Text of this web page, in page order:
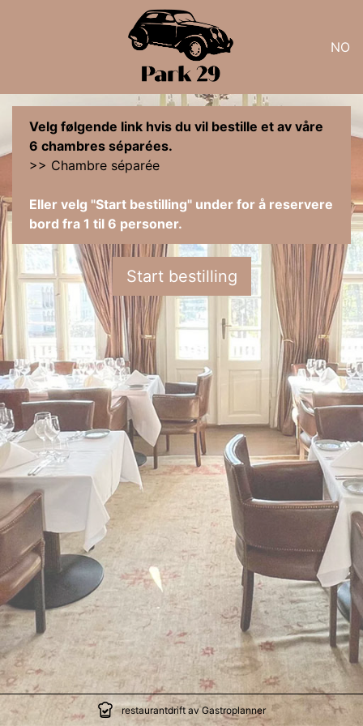
NO
Velg følgende link hvis du vil bestille et av våre
6 chambres séparées.
>> Chambre séparée
Eller velg "Start bestilling" under for å reservere
bord fra 1 til 6 personer.
Start bestilling
restaurantdrift av Gastroplanner